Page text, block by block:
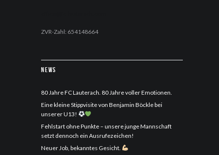
ZVR-Zahl: 654148664
News
80 Jahre FC Lauterach. 80 Jahre voller Emotionen.
Eine kleine Stippvisite von Benjamin Böckle bei
unserer U13!
Fehlstart ohne Punkte – unsere junge Mannschaft
setzt dennoch ein Ausrufezeichen!
Neuer Job, bekanntes Gesicht.